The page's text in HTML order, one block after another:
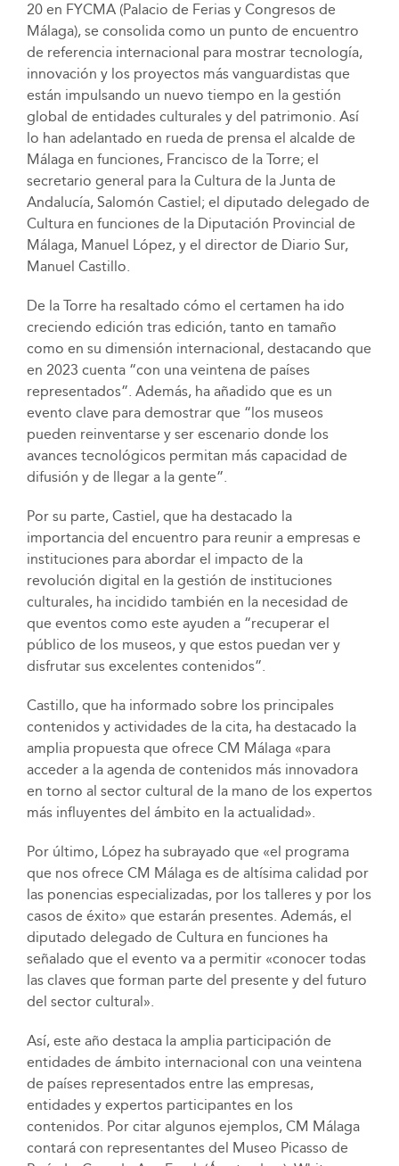
20 en FYCMA (Palacio de Ferias y Congresos de
Málaga), se consolida como un punto de encuentro
de referencia internacional para mostrar tecnología,
innovación y los proyectos más vanguardistas que
están impulsando un nuevo tiempo en la gestión
global de entidades culturales y del patrimonio. Así
lo han adelantado en rueda de prensa el alcalde de
Málaga en funciones, Francisco de la Torre; el
secretario general para la Cultura de la Junta de
Andalucía, Salomón Castiel; el diputado delegado de
Cultura en funciones de la Diputación Provincial de
Málaga, Manuel López, y el director de Diario Sur,
Manuel Castillo.
De la Torre ha resaltado cómo el certamen ha ido
creciendo edición tras edición, tanto en tamaño
como en su dimensión internacional, destacando que
en 2023 cuenta “con una veintena de países
representados”. Además, ha añadido que es un
evento clave para demostrar que “los museos
pueden reinventarse y ser escenario donde los
avances tecnológicos permitan más capacidad de
difusión y de llegar a la gente”.
Por su parte, Castiel, que ha destacado la
importancia del encuentro para reunir a empresas e
instituciones para abordar el impacto de la
revolución digital en la gestión de instituciones
culturales, ha incidido también en la necesidad de
que eventos como este ayuden a “recuperar el
público de los museos, y que estos puedan ver y
disfrutar sus excelentes contenidos”.
Castillo, que ha informado sobre los principales
contenidos y actividades de la cita, ha destacado la
amplia propuesta que ofrece CM Málaga «para
acceder a la agenda de contenidos más innovadora
en torno al sector cultural de la mano de los expertos
más influyentes del ámbito en la actualidad».
Por último, López ha subrayado que «el programa
que nos ofrece CM Málaga es de altísima calidad por
las ponencias especializadas, por los talleres y por los
casos de éxito» que estarán presentes. Además, el
diputado delegado de Cultura en funciones ha
señalado que el evento va a permitir «conocer todas
las claves que forman parte del presente y del futuro
del sector cultural».
Así, este año destaca la amplia participación de
entidades de ámbito internacional con una veintena
de países representados entre las empresas,
entidades y expertos participantes en los
contenidos. Por citar algunos ejemplos, CM Málaga
contará con representantes del Museo Picasso de